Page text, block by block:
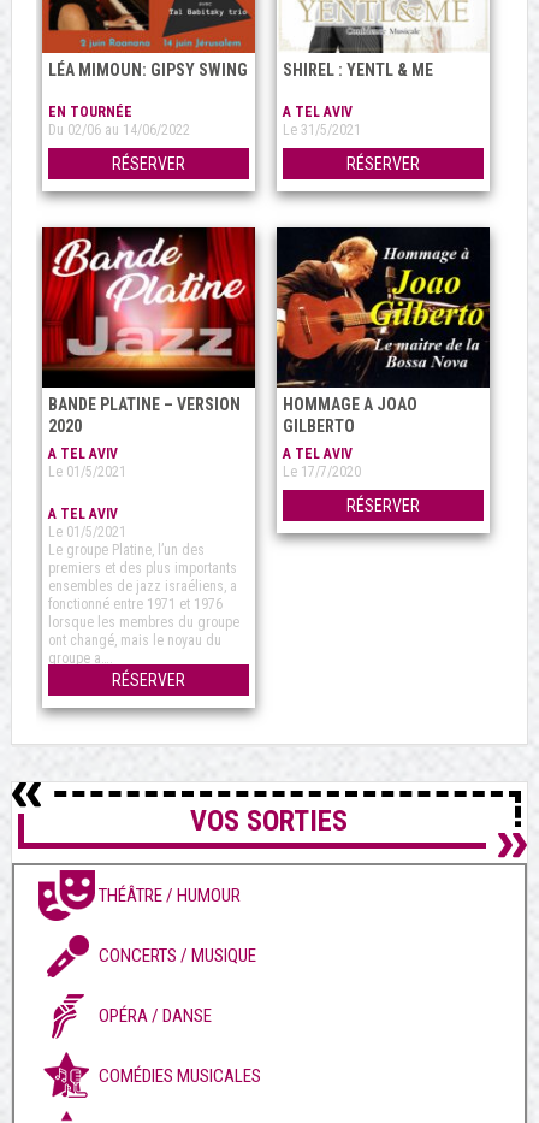
LÉA MIMOUN: GIPSY SWING
EN TOURNÉE
Du 02/06 au 14/06/2022
RÉSERVER
SHIREL : YENTL & ME
A TEL AVIV
Le 31/5/2021
RÉSERVER
BANDE PLATINE – VERSION
2020
A TEL AVIV
Le 01/5/2021
A TEL AVIV
Le 01/5/2021
Le groupe Platine, l’un des
premiers et des plus importants
ensembles de jazz israéliens, a
fonctionné entre 1971 et 1976
lorsque les membres du groupe
ont changé, mais le noyau du
groupe a….
RÉSERVER
HOMMAGE A JOAO
GILBERTO
A TEL AVIV
Le 17/7/2020
RÉSERVER
VOS SORTIES
THÉÂTRE / HUMOUR
CONCERTS / MUSIQUE
OPÉRA / DANSE
COMÉDIES MUSICALES